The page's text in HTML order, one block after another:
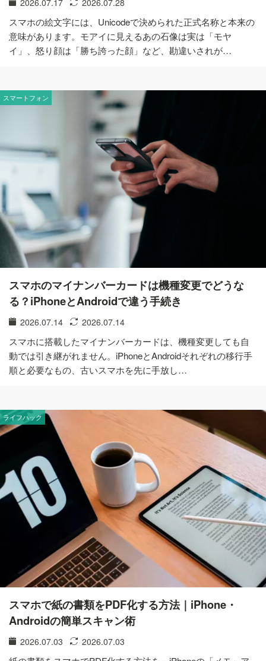
2026.07.17 2026.07.28
スマホの絵文字には、Unicodeで決められた正式名称と本来の
意味があります。モアイに見えるあの石像は実は「モヤ
イ」、怒り顔は「勝ち誇った顔」など、勘違いされが…
スマートフォン
スマホのマイナンバーカードは機種変更でどうな
る？iPhoneとAndroidで違う手続き
2026.07.14 2026.07.14
スマホに搭載したマイナンバーカードは、機種変更しても自
動では引き継がれません。iPhoneとAndroidそれぞれの移行手
順と必要なもの、古いスマホを先に手放し…
ライフハック
スマホで紙の書類をPDF化する方法｜iPhone・
Androidの簡単スキャン術
2026.07.03 2026.07.03